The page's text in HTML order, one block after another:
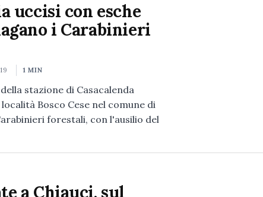
uccisi con esche
i Carabinieri
1 MIN
stazione di Casacalenda
Bosco Cese nel comune di
forestali, con l'ausilio del
a Chiauci, sul